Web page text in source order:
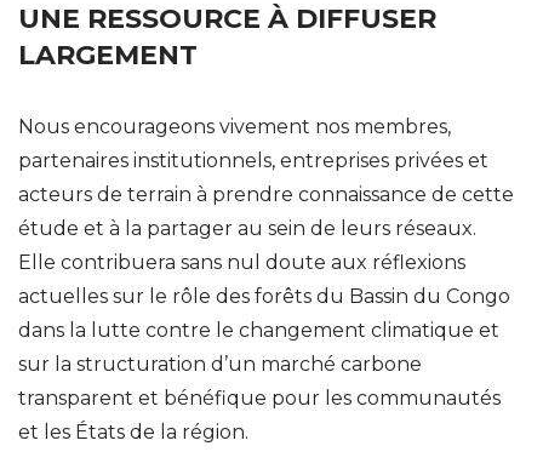
UNE RESSOURCE À DIFFUSER
LARGEMENT
Nous encourageons vivement nos membres,
partenaires institutionnels, entreprises privées et
acteurs de terrain à prendre connaissance de cette
étude et à la partager au sein de leurs réseaux.
Elle contribuera sans nul doute aux réflexions
actuelles sur le rôle des forêts du Bassin du Congo
dans la lutte contre le changement climatique et
sur la structuration d’un marché carbone
transparent et bénéfique pour les communautés
et les États de la région.